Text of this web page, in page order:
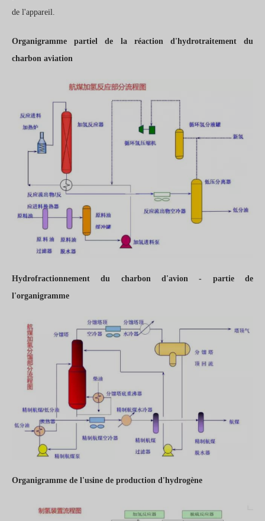
de l'appareil.
Organigramme partiel de la réaction d'hydrotraitement du
charbon aviation
Hydrofractionnement du charbon d'avion - partie de
l'organigramme
Organigramme de l'usine de production d'hydrogène